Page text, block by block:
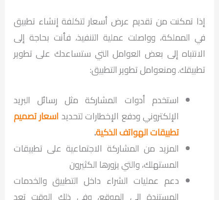
إذا تمكنت من تقديم عرض أسعار لتكلفة إنشاء تطبيق
في المملكة، وواصلت عملية التنفيذ، فأنت بحاجة إلى
الانتباه إلى بعض العوامل التي ستساعدك على تطوير
تطبيقك. ومنعوامل تطوير التطبيق:
استخدم أدوات المشاركة مثل رسائل البريد
الإلكتروني ودفع الإخطارات لتحديد اسعار تصميم
تطبيقات الهواتف الذكية.
المزيد من المشاركة الاجتماعية على تطبيقات
المستهلك، والتي يزورها الكثيرون
دعم عمليات الشراء داخل التطبيق والخدمات
المستندة إلى الموقع، وفي ذلك الوقت تعد